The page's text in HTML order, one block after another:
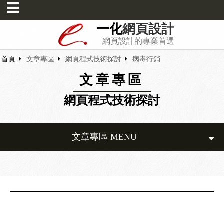
一化網頁設計
網頁設計的專業首選
首頁 文章專區 網頁程式技術探討 病毒行銷
文章專區
網頁程式技術探討
文章專區 MENU